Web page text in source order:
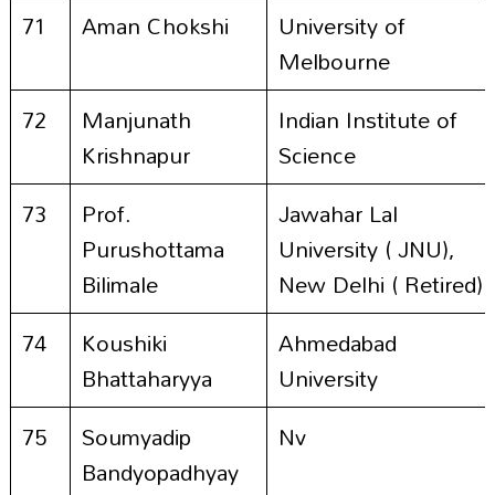
71
Aman Chokshi
University of
Melbourne
72
Manjunath
Krishnapur
Indian Institute of
Science
73
Prof.
Purushottama
Bilimale
Jawahar Lal
University ( JNU),
New Delhi ( Retired)
74
Koushiki
Bhattaharyya
Ahmedabad
University
75
Soumyadip
Bandyopadhyay
Nv